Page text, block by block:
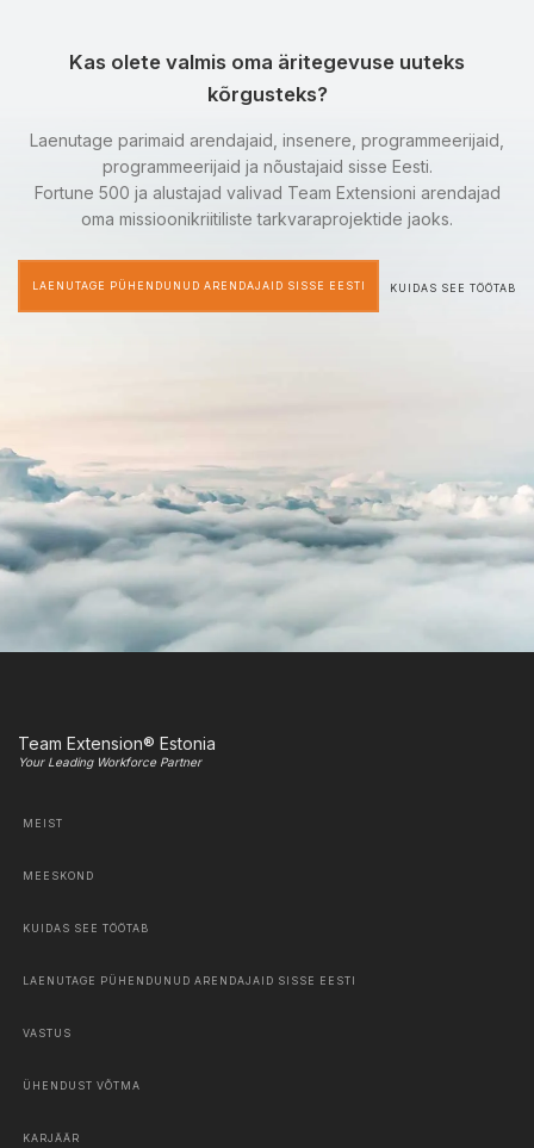
Kas olete valmis oma äritegevuse uuteks
kõrgusteks?
Laenutage parimaid arendajaid, insenere, programmeerijaid,
programmeerijaid ja nõustajaid sisse Eesti.
Fortune 500 ja alustajad valivad Team Extensioni arendajad
oma missioonikriitiliste tarkvaraprojektide jaoks.
LAENUTAGE PÜHENDUNUD ARENDAJAID SISSE EESTI KUIDAS SEE TÖÖTAB
Team Extension® Estonia
Your Leading Workforce Partner
MEIST
MEESKOND
KUIDAS SEE TÖÖTAB
LAENUTAGE PÜHENDUNUD ARENDAJAID SISSE EESTI
VASTUS
ÜHENDUST VÕTMA
KARJÄÄR